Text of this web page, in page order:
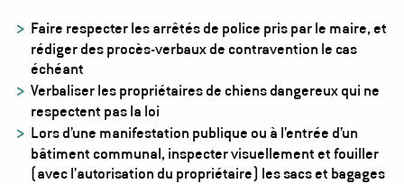
Faire respecter les arrêtés de police pris par le maire, et
rédiger des procès-verbaux de contravention le cas
échéant
Verbaliser les propriétaires de chiens dangereux qui ne
respectent pas la loi
Lors d’une manifestation publique ou à l’entrée d’un
bâtiment communal, inspecter visuellement et fouiller
(avec l’autorisation du propriétaire) les sacs et bagages